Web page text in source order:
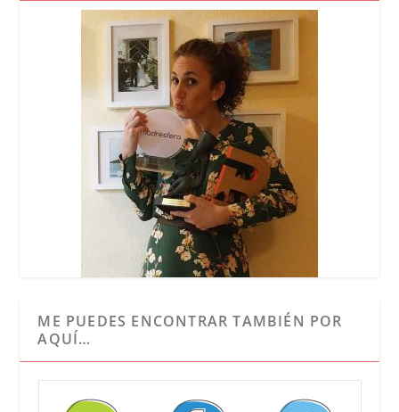
ME PUEDES ENCONTRAR TAMBIÉN POR
AQUÍ…